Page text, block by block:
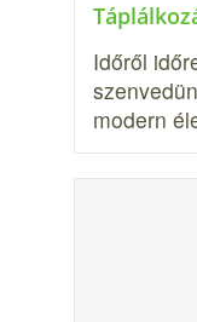
Időről
modern